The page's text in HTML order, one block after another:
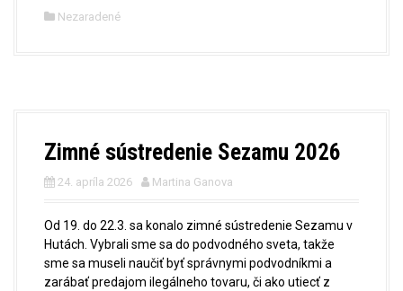
Nezaradené
Zimné sústredenie Sezamu 2026
24. apríla 2026 Martina Ganova
Od 19. do 22.3. sa konalo zimné sústredenie Sezamu v
Hutách. Vybrali sme sa do podvodného sveta, takže
sme sa museli naučiť byť správnymi podvodníkmi a
zarábať predajom ilegálneho tovaru, či ako utiecť z